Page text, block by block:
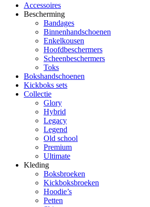
Accessoires
Bescherming
Bandages
Binnenhandschoenen
Enkelkousen
Hoofdbeschermers
Scheenbeschermers
Toks
Bokshandschoenen
Kickboks sets
Collectie
Glory
Hybrid
Legacy
Legend
Old school
Premium
Ultimate
Kleding
Boksbroeken
Kickboksbroeken
Hoodie’s
Petten